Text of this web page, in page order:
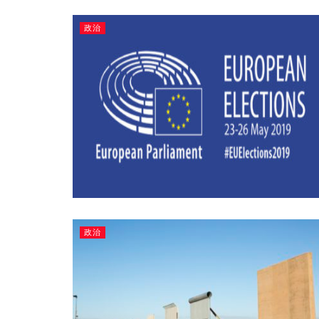
政治
政治